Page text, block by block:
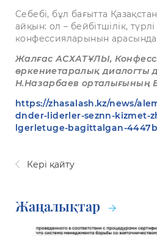
Себебі, бұл бағытта
айқын: ол – бейбітшілік,
конфессияларынын
Жалғас АСХАТҰЛЫ,
өркениетаралық диалогты
Н.Назарбаев орталығының
https://zhasalash.kz/news/
dnder-liderler-seznn-kizmet-
lgerletuge-bagittalgan-
Кері қайту
Жаңалықтар